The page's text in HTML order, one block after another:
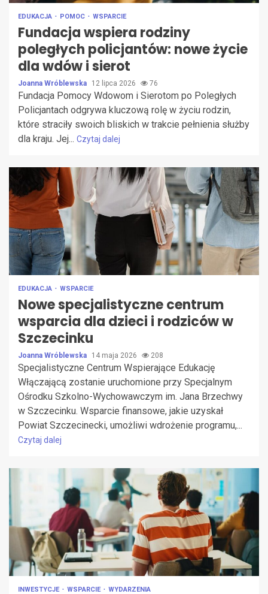
EDUKACJA POMOC WSPARCIE
Fundacja wspiera rodziny
poległych policjantów: nowe życie
dla wdów i sierot
Joanna Wróblewska 12 lipca 2026 76
Fundacja Pomocy Wdowom i Sierotom po Poległych
Policjantach odgrywa kluczową rolę w życiu rodzin,
które straciły swoich bliskich w trakcie pełnienia służby
dla kraju. Jej... Czytaj dalej
EDUKACJA WSPARCIE
Nowe specjalistyczne centrum
wsparcia dla dzieci i rodziców w
Szczecinku
Joanna Wróblewska 14 maja 2026 208
Specjalistyczne Centrum Wspierające Edukację
Włączającą zostanie uruchomione przy Specjalnym
Ośrodku Szkolno-Wychowawczym im. Jana Brzechwy
w Szczecinku. Wsparcie finansowe, jakie uzyskał
Powiat Szczecinecki, umożliwi wdrożenie programu,...
Czytaj dalej
INWESTYCJE WSPARCIE WYDARZENIA